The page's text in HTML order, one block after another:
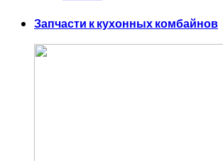
Запчасти к кухонных комбайнов